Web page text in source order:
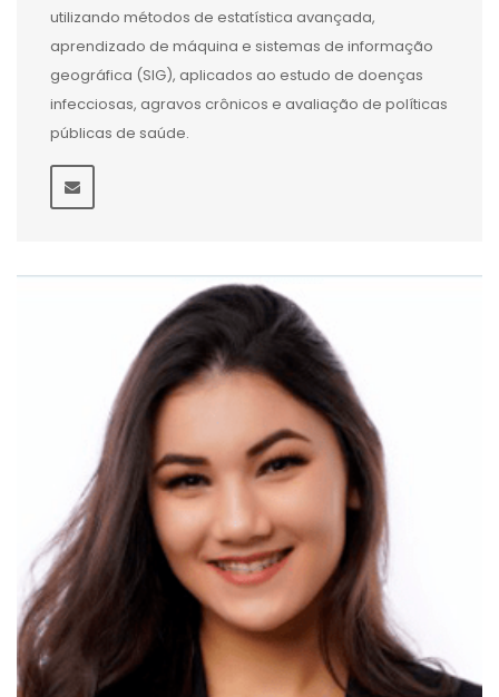
utilizando métodos de estatística avançada,
aprendizado de máquina e sistemas de informação
geográfica (SIG), aplicados ao estudo de doenças
infecciosas, agravos crônicos e avaliação de políticas
públicas de saúde.